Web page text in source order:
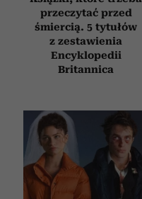
przeczytać przed
śmiercią. 5 tytułów
z zestawienia
Encyklopedii
Britannica